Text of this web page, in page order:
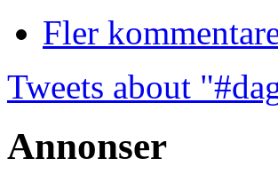
Fler
Tweets about
Annonser